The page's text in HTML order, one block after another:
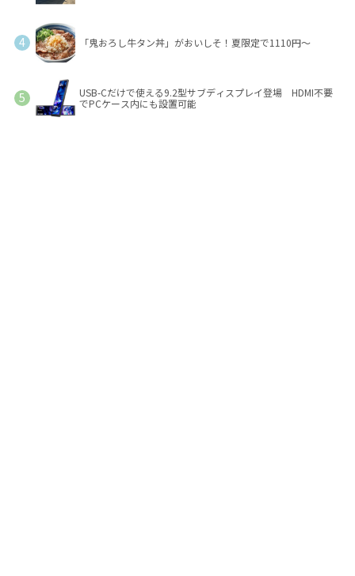
「鬼おろし牛タン丼」がおいしそ！夏限定で1110円～
USB-Cだけで使える9.2型サブディスプレイ登場 HDMI不要
でPCケース内にも設置可能